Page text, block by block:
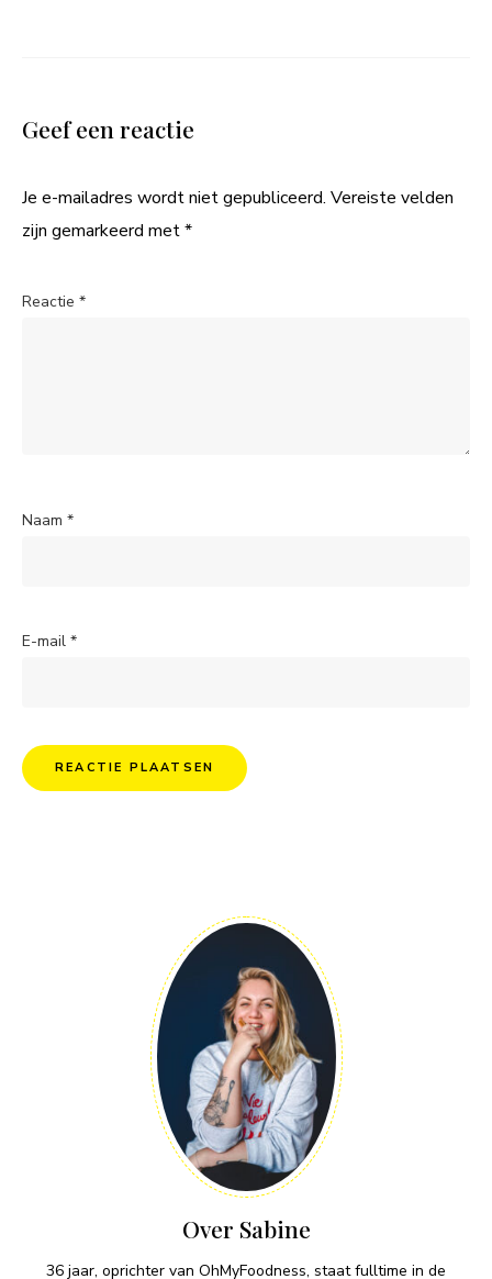
Geef een reactie
Je e-mailadres wordt niet gepubliceerd. Vereiste velden
zijn gemarkeerd met*
Reactie *
Naam *
E-mail *
Over Sabine
36 jaar, oprichter van OhMyFoodness, staat fulltime in de